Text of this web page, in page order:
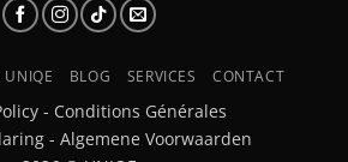
UNIQE BLOG SERVICES CONTACT
- Conditions Générales
- Algemene Voorwaarden